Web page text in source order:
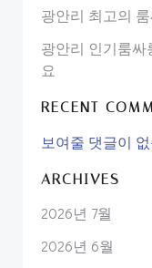
광안리 최고의
광안리 인기룸싸
요
RECENT
보여줄 댓글이
ARCHIVES
2026년 7월
2026년 6월